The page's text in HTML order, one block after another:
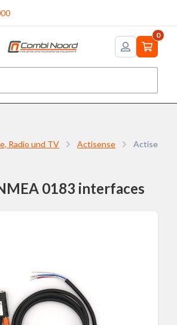
0
Radio und TV Actisense Actisense
0183 interfaces